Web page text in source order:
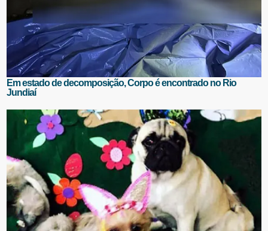
Em estado de decomposição, Corpo é encontrado no Rio
Jundiaí